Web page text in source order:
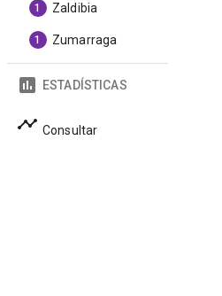
1 Zaldibia
1 Zumarraga
ESTADÍSTICAS
Consultar